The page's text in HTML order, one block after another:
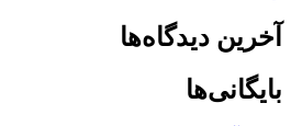
آخرین دیدگاه‌ها
بایگانی‌ها